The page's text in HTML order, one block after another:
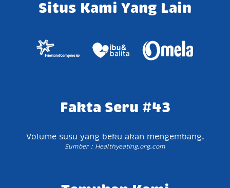
Situs Kami Yang Lain
Fakta Seru #43
Volume susu yang beku akan mengembang.
Sumber : Healthyeating.org.com